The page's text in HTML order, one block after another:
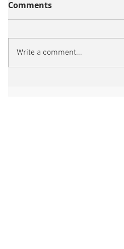
Comments
Write a comment...